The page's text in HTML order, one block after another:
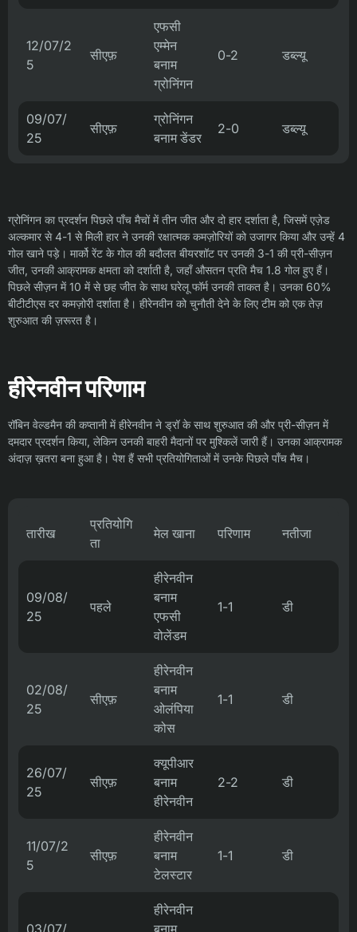
12/07/2
5
सीएफ़
एफसी
एम्मेन
बनाम
ग्रोनिंगन
0-2 डब्ल्यू
09/07/
25
सीएफ़
ग्रोनिंगन
बनाम डेंडर
2-0 डब्ल्यू
ग्रोनिंगन का प्रदर्शन पिछले पाँच मैचों में तीन जीत और दो हार दर्शाता है, जिसमें एज़ेड
अल्कमार से 4-1 से मिली हार ने उनकी रक्षात्मक कमज़ोरियों को उजागर किया और उन्हें 4
गोल खाने पड़े। मार्को रेंट के गोल की बदौलत बीयरशॉट पर उनकी 3-1 की प्री-सीज़न
जीत, उनकी आक्रामक क्षमता को दर्शाती है, जहाँ औसतन प्रति मैच 1.8 गोल हुए हैं।
पिछले सीज़न में 10 में से छह जीत के साथ घरेलू फॉर्म उनकी ताकत है। उनका 60%
बीटीटीएस दर कमज़ोरी दर्शाता है। हीरेनवीन को चुनौती देने के लिए टीम को एक तेज़
शुरुआत की ज़रूरत है।
हीरेनवीन परिणाम
रॉबिन वेल्डमैन की कप्तानी में हीरेनवीन ने ड्रॉ के साथ शुरुआत की और प्री-सीज़न में
दमदार प्रदर्शन किया, लेकिन उनकी बाहरी मैदानों पर मुश्किलें जारी हैं। उनका आक्रामक
अंदाज़ ख़तरा बना हुआ है। पेश हैं सभी प्रतियोगिताओं में उनके पिछले पाँच मैच।
तारीख
प्रतियोगि
ता
मेल खाना परिणाम नतीजा
09/08/
25
पहले
हीरेनवीन
बनाम
एफसी
वोलेंडम
1-1 डी
02/08/
25
सीएफ़
हीरेनवीन
बनाम
ओलंपिया
कोस
1-1 डी
26/07/
25
सीएफ़
क्यूपीआर
बनाम
हीरेनवीन
2-2 डी
11/07/2
5
सीएफ़
हीरेनवीन
बनाम
टेलस्टार
1-1 डी
03/07/
हीरेनवीन
बनाम